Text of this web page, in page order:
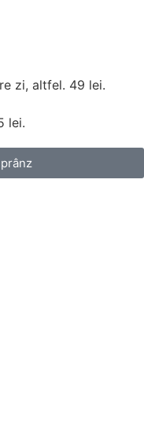
zi, altfel. 49 lei.
lei.